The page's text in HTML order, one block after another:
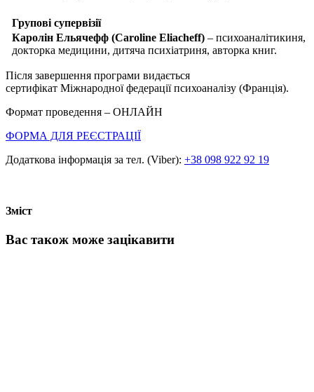
Групові супервізії
Каролін Ельячефф (Caroline Eliacheff) – психоаналітикиня,
докторка медицини, дитяча психіатриня, авторка книг.
Після завершення програми видається
сертифікат Міжнародної федерації психоаналізу (Франція).
Формат проведення – ОНЛАЙН
ФОРМА ДЛЯ РЕЄСТРАЦІЇ
Додаткова інформація за тел. (Viber): +38 098 922 92 19
Зміст
Вас також може зацікавити